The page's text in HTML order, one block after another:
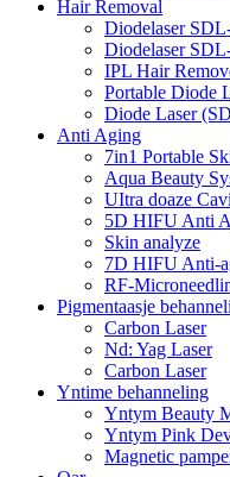
Hair Removal
Diodelaser
Diodelaser
IPL Hair
Portable Diode
Diode Laser
Anti Aging
7in1 Portable
Aqua Beauty
UItra doaze
5D HIFU Anti
Skin analyze
7D HIFU Anti-
RF-
Pigmentaasje
Carbon Laser
Nd: Yag Laser
Carbon Laser
Yntime behanneling
Yntym Beauty
Yntym Pink
Magnetic